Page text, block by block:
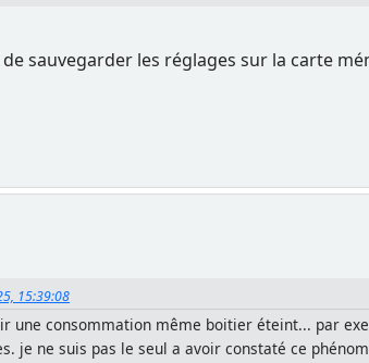
sauvegarder les réglages sur la carte
15:39:08
une consommation même boitier éteint... par
je ne suis pas le seul a avoir constaté ce